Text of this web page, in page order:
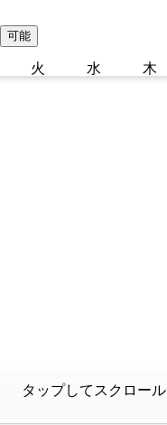
可能
火 水 木
タップしてスクロール